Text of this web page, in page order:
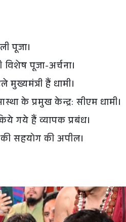
पूजा।
पूजा-अर्चना।
मुख्यमंत्री हैं धामी।
के प्रमुख केन्द्र: सीएम धामी।
गये हैं व्यापक प्रबंध।
सहयोग की अपील।